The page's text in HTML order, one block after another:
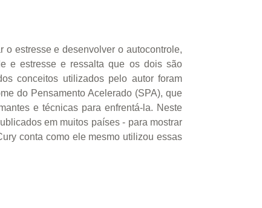
o estresse e desenvolver o autocontrole,
e estresse e ressalta que os dois são
conceitos utilizados pelo autor foram
do Pensamento Acelerado (SPA), que
e técnicas para enfrentá-la. Neste
em muitos países - para mostrar
conta como ele mesmo utilizou essas